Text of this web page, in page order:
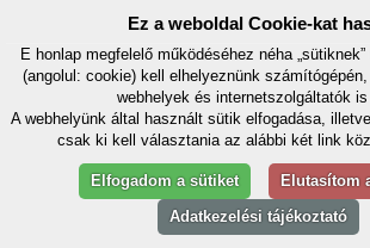
Ez a weboldal Cookie-kat
E honlap megfelelő működéséhez néha
(angolul: cookie) kell elhelyeznünk
webhelyek és internetszolgáltatók
A webhelyünk által használt sütik elfogadása,
csak ki kell választania az alábbi két link
Elfogadom a sütiket
Elutasítom
Adatkezelési tájékoztató